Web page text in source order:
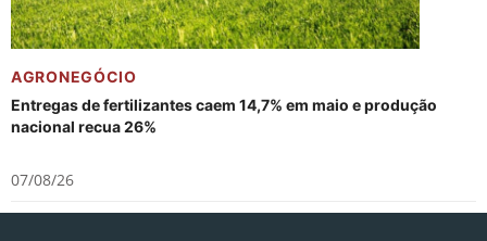
AGRONEGÓCIO
Entregas de fertilizantes caem 14,7% em maio e produção
nacional recua 26%
07/08/26